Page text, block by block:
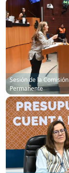
Sesión de la Comisión
Permanente